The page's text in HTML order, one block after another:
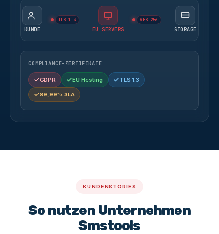
KUNDE
TLS 1.3
EU SERVERS
AES-256
STORAGE
COMPLIANCE-ZERTIFIKATE
GDPR EU Hosting TLS 1.3
99,99% SLA
KUNDENSTORIES
So nutzen Unternehmen
Smstools